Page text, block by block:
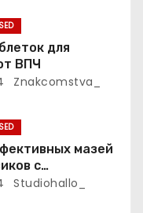
для
ВПЧ
Znakcomstva_
мазей
с
эффектом
Studiohallo_